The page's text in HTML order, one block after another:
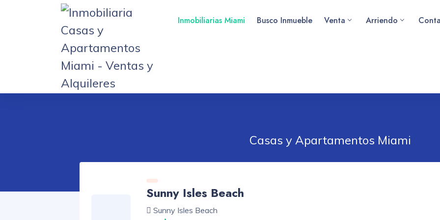
Inmobiliarias Miami Busco Inmueble Venta Arriendo
Casas y Apartamentos Miami
Sunny Isles Beach
Sunny Isles Beach